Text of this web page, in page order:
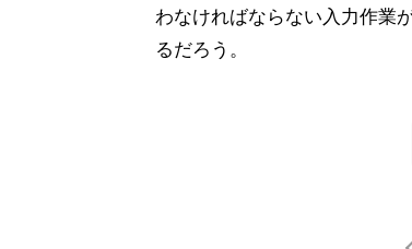
わなければならない入力作業
るだろう。